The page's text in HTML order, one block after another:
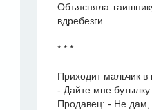
Объясняла
вдребезги...
* * *
Приходит мальчик в
- Дайте мне бутылку
Продавец: - Не